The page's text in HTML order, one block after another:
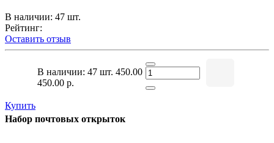
В наличии: 47 шт.
Рейтинг:
Оставить отзыв
В наличии: 47 шт. 450.00
450.00 р.
Купить
Набор почтовых открыток